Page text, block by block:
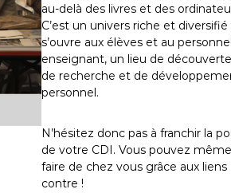
au-delà des livres et des
C’est un univers riche et diversifié
s’ouvre aux élèves et au personnel
enseignant, un lieu de
de recherche et de
personnel.
N’hésitez donc pas à franchir la
de votre CDI. Vous pouvez
faire de chez vous grâce aux liens
contre !